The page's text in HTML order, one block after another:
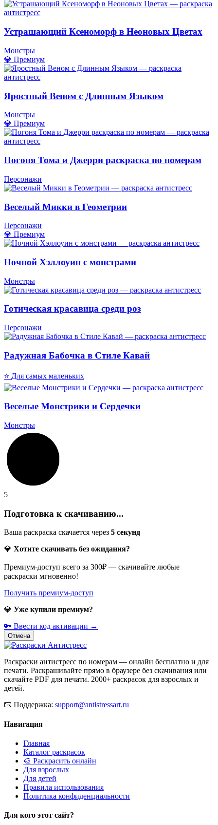
Устрашающий Ксеноморф в Неоновых Цветах
Монстры
💎 Премиум
Яростный Веном с Длинным Языком
Монстры
💎 Премиум
Погоня Тома и Джерри раскраска по номерам
Персонажи
Веселый Микки в Геометрии
Персонажи
💎 Премиум
Ночной Хэллоуин с монстрами
Монстры
Готическая красавица среди роз
Персонажи
Радужная Бабочка в Стиле Кавай
⭐ Для самых маленьких
Веселые Монстрики и Сердечки
Монстры
5
Подготовка к скачиванию...
Ваша раскраска скачается через 5 секунд
💎 Хотите скачивать без ожидания?
Премиум-доступ всего за 300₽ — скачивайте любые
раскраски мгновенно!
Получить премиум-доступ
💎 Уже купили премиум?
🔑 Ввести код активации →
Отмена
Раскраски антистресс по номерам — онлайн бесплатно и для
печати. Раскрашивайте прямо в браузере без скачивания или
скачайте PDF для печати. 2000+ раскрасок для взрослых и
детей.
📧 Поддержка: support@antistressart.ru
Навигация
Главная
Каталог раскрасок
🎨 Раскрасить онлайн
Для взрослых
Для детей
Правила использования
Политика конфиденциальности
Для кого этот сайт?